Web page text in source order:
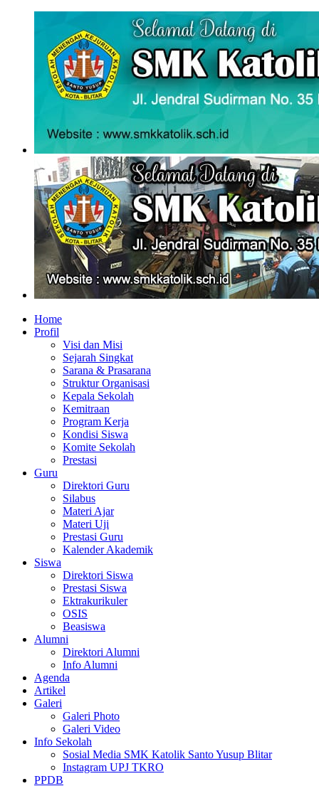
Home
Profil
Visi dan Misi
Sejarah Singkat
Sarana & Prasarana
Struktur Organisasi
Kepala Sekolah
Kemitraan
Program Kerja
Kondisi Siswa
Komite Sekolah
Prestasi
Guru
Direktori Guru
Silabus
Materi Ajar
Materi Uji
Prestasi Guru
Kalender Akademik
Siswa
Direktori Siswa
Prestasi Siswa
Ektrakurikuler
OSIS
Beasiswa
Alumni
Direktori Alumni
Info Alumni
Agenda
Artikel
Galeri
Galeri Photo
Galeri Video
Info Sekolah
Sosial Media SMK Katolik Santo Yusup Blitar
Instagram UPJ TKRO
PPDB